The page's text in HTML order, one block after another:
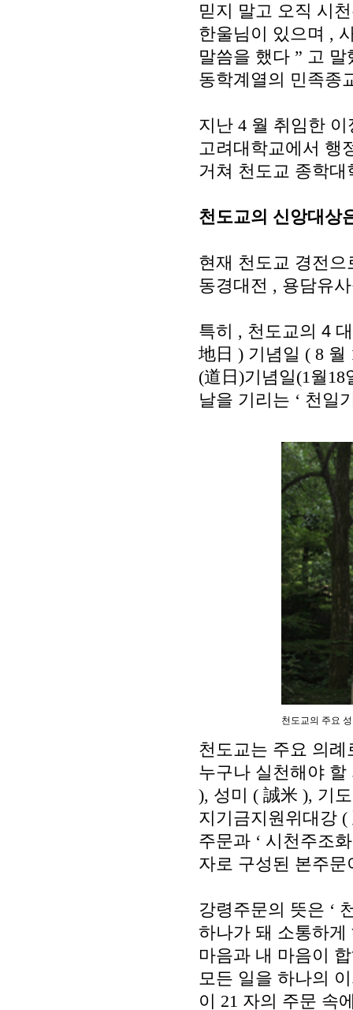
믿지 말고 오직 시
한울님이 있으며 ,
말씀을 했다 ” 고 말
동학계열의 민족종
지난 4 월 취임한
고려대학교에서 행
거쳐 천도교 종학
천도교의 신앙대상
현재 천도교 경전
동경대전 , 용담유
특히 , 천도교의 4
地日 ) 기념일 ( 8 월
(道日)기념일(1월18
날을 기리는 ‘ 천일
천도교의 주요
천도교는 주요 의
누구나 실천해야
), 성미 ( 誠米 ), 기
지기금지원위대강 (
주문과 ‘ 시천주조
자로 구성된 본주문
강령주문의 뜻은 ‘
하나가 돼 소통하게
마음과 내 마음이
모든 일을 하나의
이 21 자의 주문 속